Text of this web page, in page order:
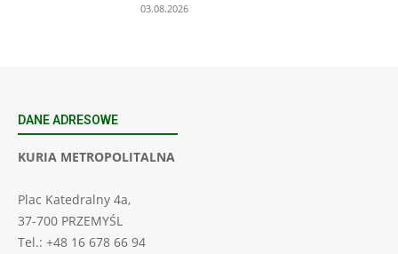
03.08.2026
DANE ADRESOWE
KURIA METROPOLITALNA
Plac Katedralny 4a,
37-700 PRZEMYŚL
Tel.: +48 16 678 66 94